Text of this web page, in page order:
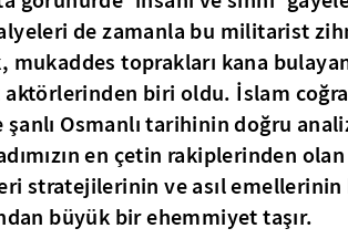
de zamanla bu militarist
mukaddes toprakları kana
aktörlerinden biri oldu. İslam
şanlı Osmanlı tarihinin doğru
en çetin rakiplerinden olan
stratejilerinin ve asıl
büyük bir ehemmiyet taşır.